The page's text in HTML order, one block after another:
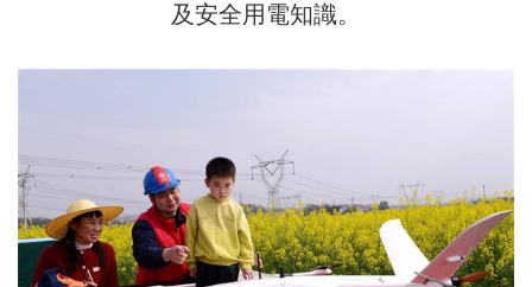
及安全用電知識。